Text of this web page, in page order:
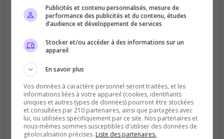
Améliore le classement
Votre vote aide le serveur à monter dans le
Publicités et contenu personnalisés, mesure de
performance des publicités et du contenu, études
d’audience et développement de services
Stocker et/ou accéder à des informations sur un
appareil
En savoir plus
Vos données à caractère personnel seront traitées, et les
informations liées à votre appareil (cookies, identifiants
uniques et autres types de données) pourront être stockées
et consultées par 210 partenaires, ainsi que partagées avec
lui, ou utilisées spécifiquement par ce site. Nos partenaires et
nous-mêmes sommes susceptibles d'utiliser des données de
géolocalisation précises. Liste des partenaires.